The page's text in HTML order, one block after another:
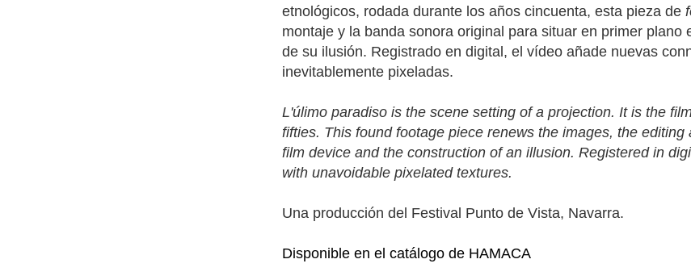
etnológicos, rodada durante los años cincuenta, esta pieza de
montaje y la banda sonora original para situar en primer
de su ilusión. Registrado en digital, el vídeo añade nuevas
inevitablemente pixeladas.
L'úlimo paradiso is the scene setting of a projection. It is the
fifties. This found footage piece renews the images, the
film device and the construction of an illusion. Registered in
with unavoidable pixelated textures.
Una producción del Festival Punto de Vista, Navarra.
Disponible en el catálogo de HAMACA